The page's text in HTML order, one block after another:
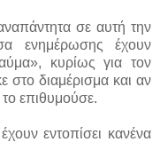
σε αυτή την
ενημέρωσης έχουν
κυρίως για τον
στο διαμέρισμα και αν
επιθυμούσε.
εντοπίσει κανένα